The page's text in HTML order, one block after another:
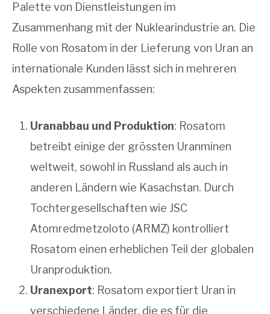
Palette von Dienstleistungen im
Zusammenhang mit der Nuklearindustrie an. Die
Rolle von Rosatom in der Lieferung von Uran an
internationale Kunden lässt sich in mehreren
Aspekten zusammenfassen:
Uranabbau und Produktion: Rosatom
betreibt einige der grössten Uranminen
weltweit, sowohl in Russland als auch in
anderen Ländern wie Kasachstan. Durch
Tochtergesellschaften wie JSC
Atomredmetzoloto (ARMZ) kontrolliert
Rosatom einen erheblichen Teil der globalen
Uranproduktion.
Uranexport: Rosatom exportiert Uran in
verschiedene Länder, die es für die